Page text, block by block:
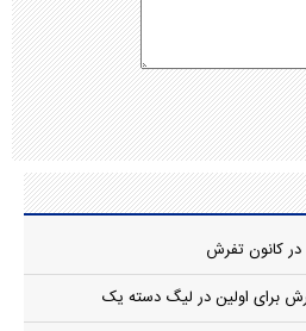
در کانون تفرش
برای اولین در لیگ دسته یک